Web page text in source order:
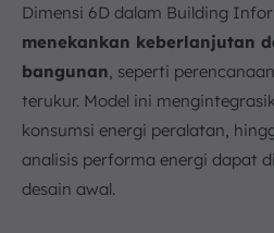
Dimensi 6D dalam Building
menekankan keberlanjutan
bangunan , seperti perencanaan
terukur. Model ini
konsumsi energi peralatan,
analisis performa energi dapat
desain awal.